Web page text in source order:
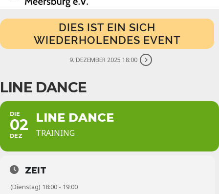
DIES IST EIN SICH
WIEDERHOLENDES EVENT
9. DEZEMBER 2025 18:00
LINE DANCE
DIE
02
DEZ
LINE DANCE
TRAINING
ZEIT
(Dienstag) 18:00 - 19:00